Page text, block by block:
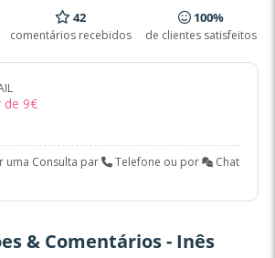
42
comentários recebidos
100%
de clientes satisfeitos
de 9€
uma Consulta par Telefone ou por
Chat
& Comentários - Inês